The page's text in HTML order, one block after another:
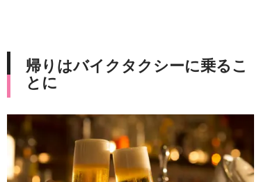
帰りはバイクタクシーに乗るこ
とに